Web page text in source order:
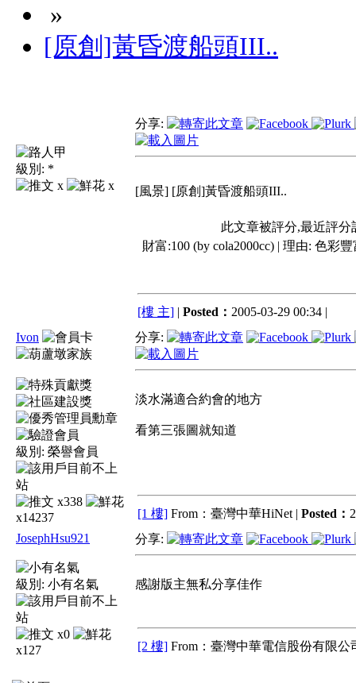
»
[原創]黃昏渡船頭III..
級別: *
x
x
分享:
[風景] [原創]黃昏渡船頭III..
此文章被評分,最近評分
財富:100 (by cola2000cc) | 理由: 色彩豐
[樓 主] | Posted： 2005-03-29 00:34 |
Ivon
級別: 榮譽會員
x338
x14237
分享:
淡水滿適合約會的地方
看第三張圖就知道
[1 樓] From：臺灣中華HiNet | Posted：
JosephHsu921
級別: 小有名氣
x0
x127
分享:
感謝版主無私分享佳作
[2 樓] From：臺灣中華電信股份有限公